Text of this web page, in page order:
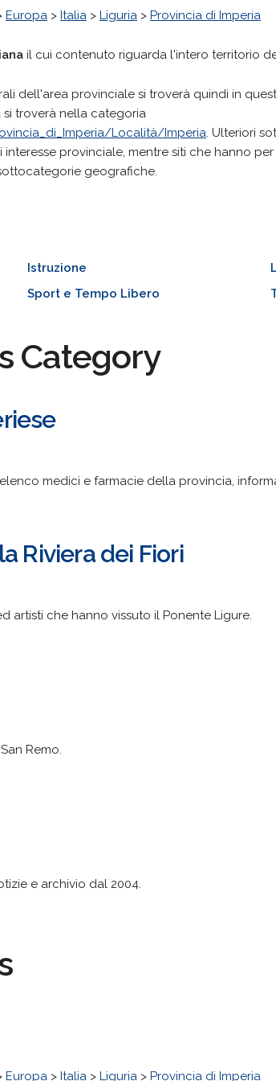
Europa > Italia > Liguria > Provincia di Imperia
il cui contenuto riguarda l'intero territorio
dell'area provinciale si troverà quindi in
troverà nella categoria
Località/Imperia. Ulteriori
provinciale, mentre siti che hanno
geografiche.
Istruzione
Sport e Tempo Libero
Category
medici e farmacie della provincia,
Riviera dei Fiori
artisti che hanno vissuto il Ponente Ligure.
Remo.
e archivio dal 2004.
Europa > Italia > Liguria > Provincia di Imperia